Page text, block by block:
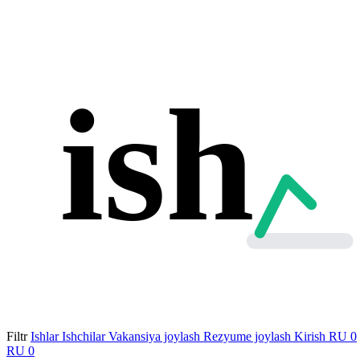
ish
Filtr Ishlar Ishchilar Vakansiya joylash Rezyume joylash Kirish RU 0
RU 0